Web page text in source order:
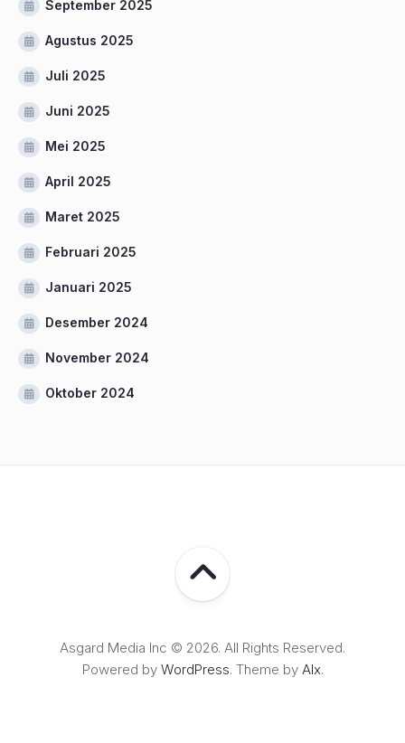
September 2025
Agustus 2025
Juli 2025
Juni 2025
Mei 2025
April 2025
Maret 2025
Februari 2025
Januari 2025
Desember 2024
November 2024
Oktober 2024
Asgard Media Inc © 2026. All Rights Reserved.
Powered by WordPress. Theme by Alx.